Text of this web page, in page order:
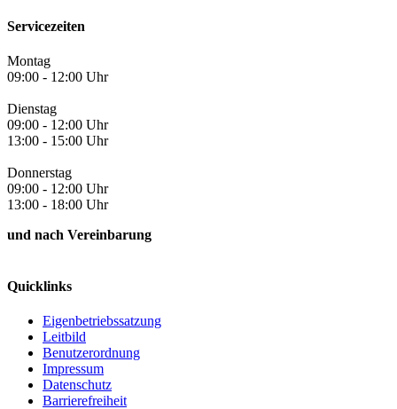
Servicezeiten
Montag
09:00 - 12:00 Uhr
Dienstag
09:00 - 12:00 Uhr
13:00 - 15:00 Uhr
Donnerstag
09:00 - 12:00 Uhr
13:00 - 18:00 Uhr
und nach Vereinbarung
Quicklinks
Eigenbetriebssatzung
Leitbild
Benutzerordnung
Impressum
Datenschutz
Barrierefreiheit